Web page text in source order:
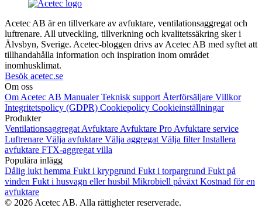
Acetec AB är en tillverkare av avfuktare, ventilationsaggregat och
luftrenare. All utveckling, tillverkning och kvalitetssäkring sker i
Älvsbyn, Sverige. Acetec-bloggen drivs av Acetec AB med syftet att
tillhandahålla information och inspiration inom området
inomhusklimat.
Besök acetec.se
Om oss
Om Acetec AB ManualerTeknisk support Återförsäljare Villkor
Integritetspolicy (GDPR) Cookiepolicy Cookieinställningar
Produkter
Ventilationsaggregat Avfuktare Avfuktare Pro Avfuktare service
Luftrenare Välja avfuktare Välja aggregat Välja filterInstallera
avfuktare FTX-aggregat villa
Populära inlägg
Dålig lukt hemma Fukt i krypgrund Fukt i torpargrund Fukt på
vinden Fukt i husvagn eller husbil Mikrobiell påväxt Kostnad för en
avfuktare
© 2026 Acetec AB. Alla rättigheter reserverade.